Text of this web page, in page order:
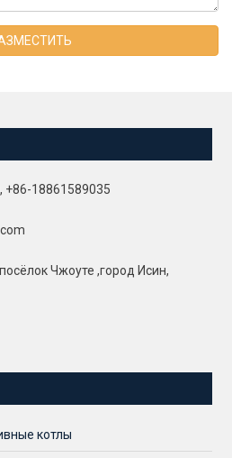
+86-18861589035
Чжоуте ,город Исин,
котлы